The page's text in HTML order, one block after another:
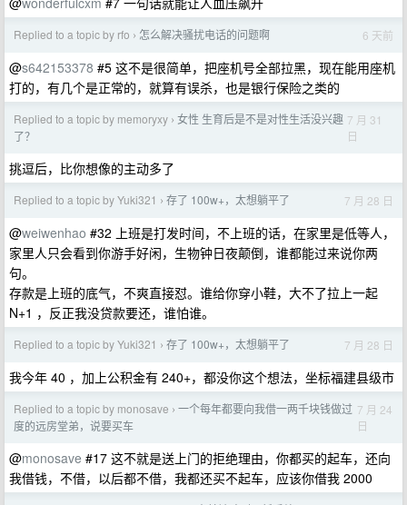
Replied to a topic by rfo › 怎么解决骚扰电话的问题啊 6 天前
@s642153378 #5 这不是很简单，把座机号全部拉黑，现在能用座机
打的，有几个是正常的，就算有误杀，也是银行保险之类的
Replied to a topic by memoryxy › 女性 生育后是不是对性生活没兴趣
了？
7 月 31
日
挑逗后，比你想像的主动多了
Replied to a topic by Yuki321 › 存了 100w+，太想躺平了 7 月 28 日
@weiwenhao #32 上班是打发时间，不上班的话，在家里是低等人，
家里人只会看到你游手好闲，生物钟日夜颠倒，谁都能过来说你两
句。
存款是上班的底气，不爽直接怼。谁给你穿小鞋，大不了拉上一起
N+1 ，反正我没贷款要还，谁怕谁。
Replied to a topic by Yuki321 › 存了 100w+，太想躺平了 7 月 28 日
我今年 40 ，加上公积金有 240+，都没你这个想法，坐标福建县级市
Replied to a topic by monosave › 一个每年都要向我借一两千块钱做过
度的远房堂弟，说要买车
7 月 24
日
@monosave #17 这不就是送上门的拒绝理由，你都买的起车，还向
我借钱，不借，以后都不借，我都还买不起车，应该你借我 2000